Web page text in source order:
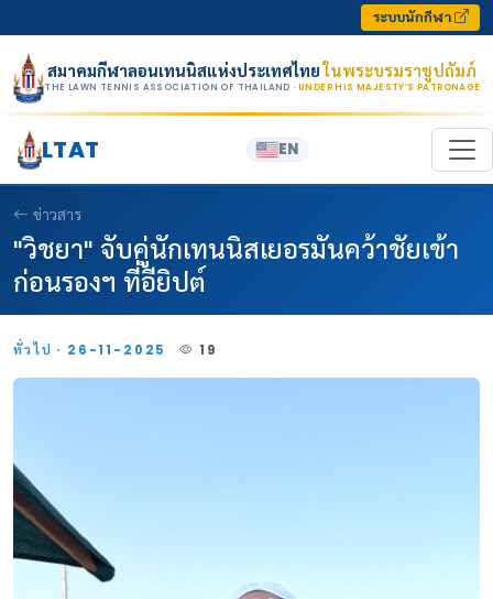
ระบบนักกีฬา
สมาคมกีฬาลอนเทนนิสแห่งประเทศไทยในพระบรมราชูปถัมภ์
THE LAWN TENNIS ASSOCIATION OF THAILAND · UNDER HIS MAJESTY’S PATRONAGE
LTAT EN
ข่าวสาร
"วิชยา" จับคู่นักเทนนิสเยอรมันคว้าชัยเข้า
ก่อนรองฯ ที่อียิปต์
ทั่วไป · 26-11-2025 19